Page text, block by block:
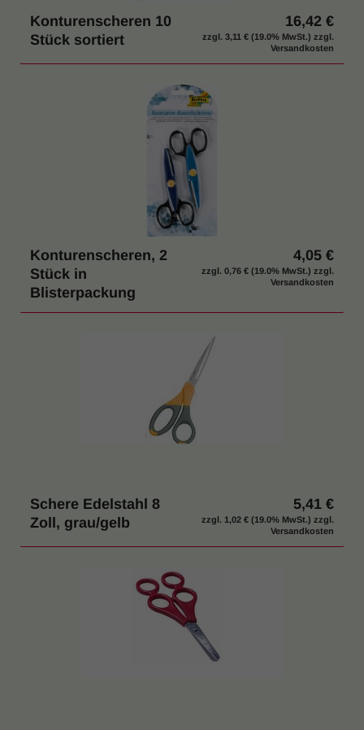
Konturenscheren 10
Stück sortiert
16,42 €
zzgl. 3,11 € (19.0% MwSt.) zzgl.
Versandkosten
Konturenscheren, 2
Stück in
Blisterpackung
4,05 €
zzgl. 0,76 € (19.0% MwSt.) zzgl.
Versandkosten
Schere Edelstahl 8
Zoll, grau/gelb
5,41 €
zzgl. 1,02 € (19.0% MwSt.) zzgl.
Versandkosten